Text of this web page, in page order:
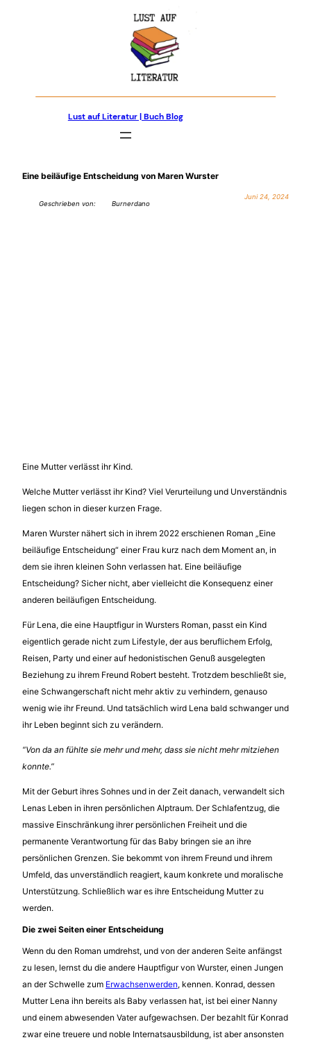
Lust auf Literatur | Buch Blog
Eine beiläufige Entscheidung von Maren Wurster
Geschrieben von: Burnerdano
Juni 24, 2024
Eine Mutter verlässt ihr Kind.
Welche Mutter verlässt ihr Kind? Viel Verurteilung und Unverständnis
liegen schon in dieser kurzen Frage.
Maren Wurster nähert sich in ihrem 2022 erschienen Roman „Eine
beiläufige Entscheidung“ einer Frau kurz nach dem Moment an, in
dem sie ihren kleinen Sohn verlassen hat. Eine beiläufige
Entscheidung? Sicher nicht, aber vielleicht die Konsequenz einer
anderen beiläufigen Entscheidung.
Für Lena, die eine Hauptfigur in Wursters Roman, passt ein Kind
eigentlich gerade nicht zum Lifestyle, der aus beruflichem Erfolg,
Reisen, Party und einer auf hedonistischen Genuß ausgelegten
Beziehung zu ihrem Freund Robert besteht. Trotzdem beschließt sie,
eine Schwangerschaft nicht mehr aktiv zu verhindern, genauso
wenig wie ihr Freund. Und tatsächlich wird Lena bald schwanger und
ihr Leben beginnt sich zu verändern.
“Von da an fühlte sie mehr und mehr, dass sie nicht mehr mitziehen
konnte.”
Mit der Geburt ihres Sohnes und in der Zeit danach, verwandelt sich
Lenas Leben in ihren persönlichen Alptraum. Der Schlafentzug, die
massive Einschränkung ihrer persönlichen Freiheit und die
permanente Verantwortung für das Baby bringen sie an ihre
persönlichen Grenzen. Sie bekommt von ihrem Freund und ihrem
Umfeld, das unverständlich reagiert, kaum konkrete und moralische
Unterstützung. Schließlich war es ihre Entscheidung Mutter zu
werden.
Die zwei Seiten einer Entscheidung
Wenn du den Roman umdrehst, und von der anderen Seite anfängst
zu lesen, lernst du die andere Hauptfigur von Wurster, einen Jungen
an der Schwelle zum Erwachsenwerden, kennen. Konrad, dessen
Mutter Lena ihn bereits als Baby verlassen hat, ist bei einer Nanny
und einem abwesenden Vater aufgewachsen. Der bezahlt für Konrad
zwar eine treuere und noble Internatsausbildung, ist aber ansonsten